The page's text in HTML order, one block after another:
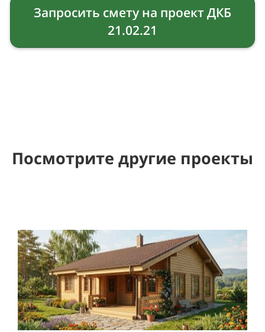
Запросить смету на проект ДКБ
21.02.21
Посмотрите другие проекты